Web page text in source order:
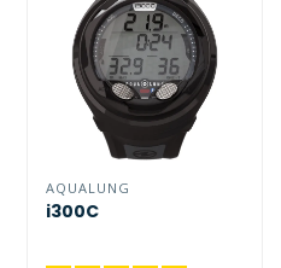
AQUALUNG
i300C